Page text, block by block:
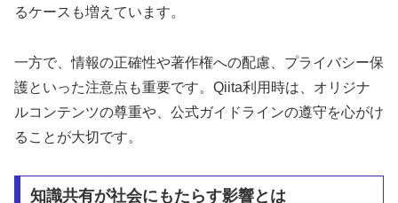
るケースも増えています。
一方で、情報の正確性や著作権への配慮、プライバシー保
護といった注意点も重要です。Qiita利用時は、オリジナ
ルコンテンツの尊重や、公式ガイドラインの遵守を心がけ
ることが大切です。
知識共有が社会にもたらす影響とは